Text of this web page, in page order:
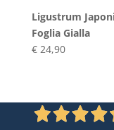
a
Ligustrum
Foglia Gialla
€24,90